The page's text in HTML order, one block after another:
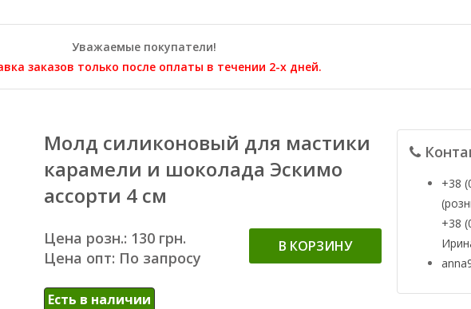
Уважаемые покупатели!
заказов только после оплаты в течении 2-х дней.
Молд силиконовый для мастики
карамели и шоколада Эскимо
ассорти 4 см
Цена розн.: 130 грн.
Цена опт: По запросу
В КОРЗИНУ
Есть в наличии
+38
+38